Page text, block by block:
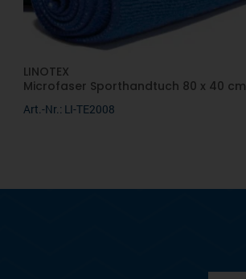
LINOTEX
Microfaser Sporthandtuch 80 x 40 cm
Art.-Nr.: LI-TE2008